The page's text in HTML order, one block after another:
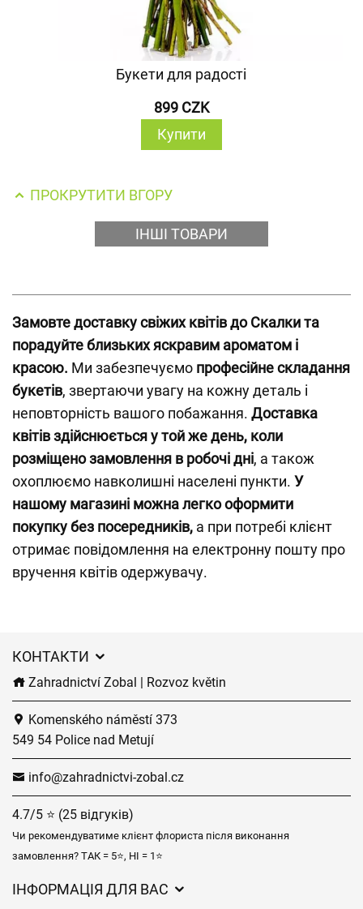
Букети для радості
899 CZK
Купити
ПРОКРУТИТИ ВГОРУ
ІНШІ ТОВАРИ
Замовте доставку свіжих квітів до Скалки та
порадуйте близьких яскравим ароматом і
красою. Ми забезпечуємо професійне складання
букетів, звертаючи увагу на кожну деталь і
неповторність вашого побажання. Доставка
квітів здійснюється у той же день, коли
розміщено замовлення в робочі дні, а також
охоплюємо навколишні населені пункти. У
нашому магазині можна легко оформити
покупку без посередників, а при потребі клієнт
отримає повідомлення на електронну пошту про
вручення квітів одержувачу.
КОНТАКТИ
Zahradnictví Zobal | Rozvoz květin
Komenského náměstí 373
549 54 Police nad Metují
info@zahradnictvi-zobal.cz
4.7/5 ⭐ (25 відгуків)
Чи рекомендуватиме клієнт флориста після виконання
замовлення? ТАК = 5⭐, НІ = 1⭐
ІНФОРМАЦІЯ ДЛЯ ВАС